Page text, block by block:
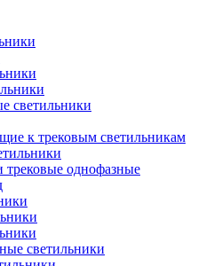
светильники
к трековым светильникам
трековые однофазные
светильники